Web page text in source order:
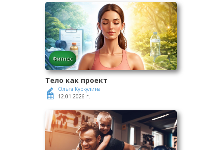
Фитнес
Тело как проект
Ольга Куркулина
12.01.2026 г.